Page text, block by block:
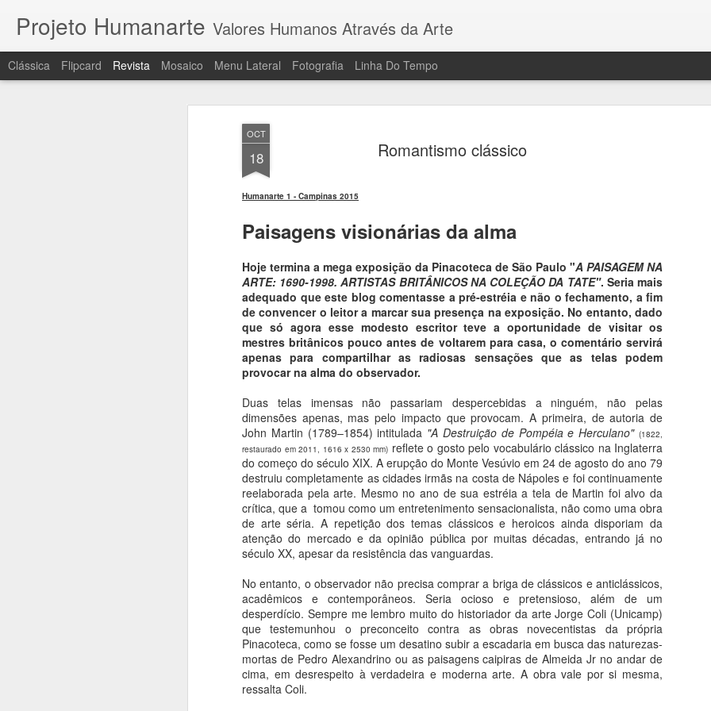
OCT
18 Romantismo clássico
Humanarte 1 - Campinas 2015
Paisagens visionárias da alma
Hoje termina a mega exposição da Pinacoteca de São Paulo "A PAISAGEM NA
ARTE: 1690-1998. ARTISTAS BRITÂNICOS NA COLEÇÃO DA TATE". Seria mais
adequado que este blog comentasse a pré-estréia e não o fechamento, a fim
de convencer o leitor a marcar sua presença na exposição. No entanto, dado
que só agora esse modesto escritor teve a oportunidade de visitar os
mestres britânicos pouco antes de voltarem para casa, o comentário servirá
apenas para compartilhar as radiosas sensações que as telas podem
provocar na alma do observador.
Duas telas imensas não passariam despercebidas a ninguém, não pelas
dimensões apenas, mas pelo impacto que provocam. A primeira, de autoria de
John Martin (1789–1854) intitulada "A Destruição de Pompéia e Herculano" (1822,
restaurado em 2011, 1616 x 2530 mm) reflete o gosto pelo vocabulário clássico na Inglaterra
do começo do século XIX. A erupção do Monte Vesúvio em 24 de agosto do ano 79
destruiu completamente as cidades irmãs na costa de Nápoles e foi continuamente
reelaborada pela arte. Mesmo no ano de sua estréia a tela de Martin foi alvo da
crítica, que a tomou como um entretenimento sensacionalista, não como uma obra
de arte séria. A repetição dos temas clássicos e heroicos ainda disporiam da
atenção do mercado e da opinião pública por muitas décadas, entrando já no
século XX, apesar da resistência das vanguardas.
No entanto, o observador não precisa comprar a briga de clássicos e anticlássicos,
acadêmicos e contemporâneos. Seria ocioso e pretensioso, além de um
desperdício. Sempre me lembro muito do historiador da arte Jorge Coli (Unicamp)
que testemunhou o preconceito contra as obras novecentistas da própria
Pinacoteca, como se fosse um desatino subir a escadaria em busca das naturezas-
mortas de Pedro Alexandrino ou as paisagens caipiras de Almeida Jr no andar de
cima, em desrespeito à verdadeira e moderna arte. A obra vale por si mesma,
ressalta Coli.
Projeto Humanarte Valores Humanos Através da Arte
Clássica Flipcard Revista Mosaico Menu Lateral Fotografia Linha Do Tempo
Francisco de Goya e
Filme: "Sombras de Goya"
Direção de Milos Formam,
Livro: "Os Fantasmas de
Jean-Claude Carriére e
Um caso raro de literatura
brotou da pintura. O
mesmo nome do filme
gravado em metal (técnica
Francisco de Goya e